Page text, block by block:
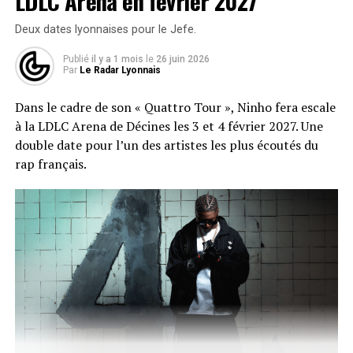
Deux dates lyonnaises pour le Jefe.
Publié il y a 1 mois le 26 juin 2026
Par Le Radar Lyonnais
Dans le cadre de son « Quattro Tour », Ninho fera escale
à la LDLC Arena de Décines les 3 et 4 février 2027. Une
double date pour l’un des artistes les plus écoutés du
rap français.